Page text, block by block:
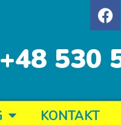
+48 530
KONTAKT